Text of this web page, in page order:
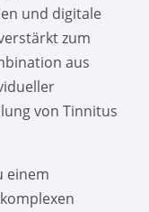
und digitale
zum
aus
von Tinnitus
einem